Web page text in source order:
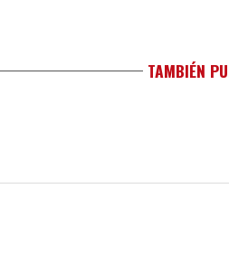
TAMBIÉN